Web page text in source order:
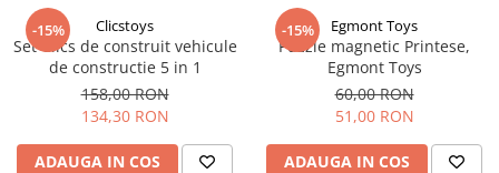
-15% Clicstoys
Set Clics de construit vehicule
de constructie 5 in 1
158,00 RON
134,30 RON
ADAUGA IN COS
-15% Egmont Toys
Puzzle magnetic Printese,
Egmont Toys
60,00 RON
51,00 RON
ADAUGA IN COS